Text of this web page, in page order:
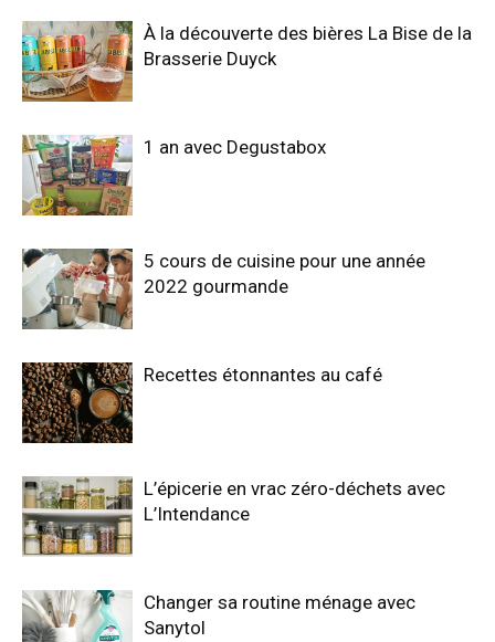
À la découverte des bières La Bise de la
Brasserie Duyck
1 an avec Degustabox
5 cours de cuisine pour une année
2022 gourmande
Recettes étonnantes au café
L’épicerie en vrac zéro-déchets avec
L’Intendance
Changer sa routine ménage avec
Sanytol